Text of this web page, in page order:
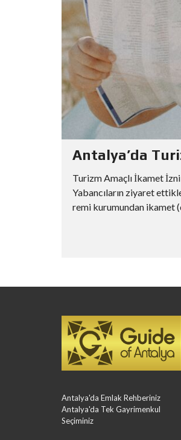
Antalya’da
Turizm Amaçlı İkamet
Yabancıların ziyaret
remi kurumundan ikamet
Antalya'da Emlak Rehberiniz
Antalya'da Tek Gayrimenkul
Seçiminiz